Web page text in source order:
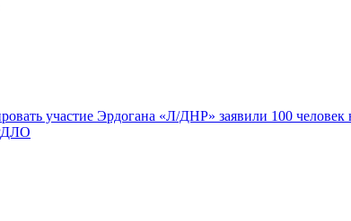
участие Эрдогана «Л/ДНР» заявили 100 человек